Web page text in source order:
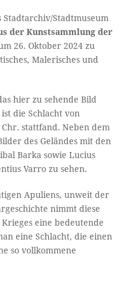
Stadtmuseum
der Kunstsammlung der
26. Oktober 2024 zu
Malerisches und
hier zu sehende Bild
die Schlacht von
stattfand. Neben dem
des Geländes mit den
Barka sowie Lucius
Varro zu sehen.
Apuliens, unweit der
nimmt diese
eine bedeutende
eine Schlacht, die einen
so vollkommene